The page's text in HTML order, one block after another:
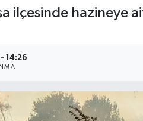
ilçesinde hazineye
- 14:26